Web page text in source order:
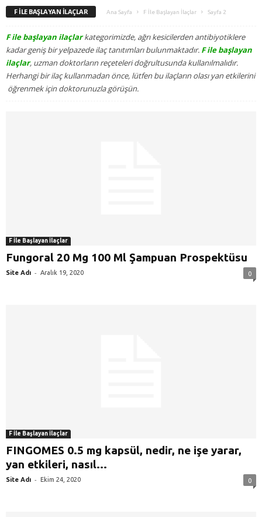
F İLE BAŞLAYAN İLAÇLAR Ana Sayfa F İle Başlayan İlaçlar Sayfa 2
F ile başlayan ilaçlarkategorimizde, ağrı kesicilerden antibiyotiklere
kadar geniş bir yelpazede ilaç tanıtımları bulunmaktadır. F ile başlayan
ilaçlar, uzman doktorların reçeteleri doğrultusunda kullanılmalıdır.
Herhangi bir ilaç kullanmadan önce, lütfen bu ilaçların olası yan etkilerini
öğrenmek için doktorunuzla görüşün.
F İle Başlayan İlaçlar
Fungoral 20 Mg 100 Ml Şampuan Prospektüsu
Site Adı - Aralık 19, 2020 0
F İle Başlayan İlaçlar
FINGOMES 0.5 mg kapsül, nedir, ne işe yarar,
yan etkileri, nasıl...
Site Adı - Ekim 24, 2020 0